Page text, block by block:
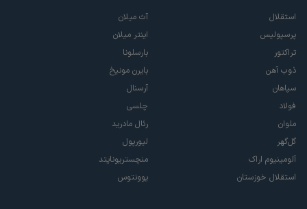
استقلال
پرسپولیس
تراکتور
ذوب آهن
سپاهان
فولاد
ملوان
گل‌گهر
آلومینیوم اراک
استقلال خوزستان
آث میلان
اینتر میلان
بارسلونا
بایرن مونیخ
آرسنال
چلسی
رئال مادرید
لیورپول
منچستریونایتد
یوونتوس